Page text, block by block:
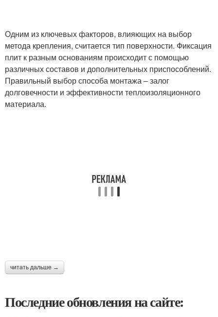
Одним из ключевых факторов, влияющих на выбор
метода крепления, считается тип поверхности. Фиксация
плит к разным основаниям происходит с помощью
различных составов и дополнительных приспособлений.
Правильный выбор способа монтажа – залог
долговечности и эффективности теплоизоляционного
материала.
читать дальше →
Последние обновления на сайте: